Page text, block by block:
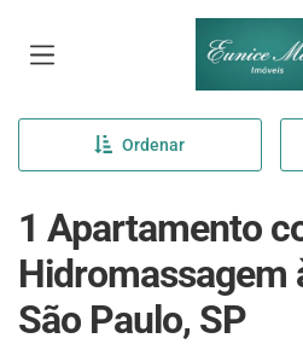
Página
Ordenar
1 Apartamento
Hidromassagem
São Paulo, SP